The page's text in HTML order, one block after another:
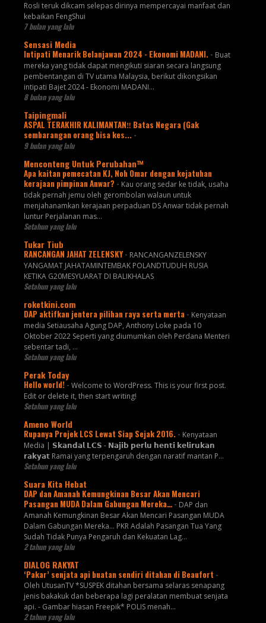
Rosli teruk dikcam selepas dirinya mempercayai manfaat dan
kebaikan FengShui
7 bulan yang lalu
Sensasi Media
Intipati Menarik Belanjawan 2024 - Ekonomi MADANI. - Buat
mereka yang tidak dapat mengikuti siaran secara langsung
pembentangan di TV utama Malaysia, berikut dikongsikan
intipati Bajet 2024 - Ekonomi MADANI...
8 bulan yang lalu
Taipingmali
ASPAL TERAKHIR KALIMANTAN‼️ Batas Negara (Gak
sembarangan orang bisa kes... -
9 bulan yang lalu
Menconteng Untuk Perubahan™
Apa kaitan pemecatan KJ, Noh Omar dengan kejatuhan
kerajaan pimpinan Anwar? - Kau orang sedar ke tidak, usaha
tidak pernah jemu oleh gerombolan walaun untuk
menjahanamkan kerajaan perpaduan DS Anwar tidak pernah
luntur Perjalanan mas...
Setahun yang lalu
Tukar Tiub
RANCANGAN JAHAT ZELENSKY - RANCANGANZELENSKY
YANGAMAT JAHATAMINTEMBAK POLANDTUDUH RUSIA
KETIKA G20MESYUARAT DI BALIKHALAS
Setahun yang lalu
roketkini.com
DAP aktifkan jentera pilihan raya serta merta - Kenyataan
media Setiausaha Agung DAP, Anthony Loke pada 10
Oktober 2022 Seperti yang diumumkan oleh Perdana Menteri
sebentar tadi, …
Setahun yang lalu
Perak Today
Hello world!- Welcome to WordPress. This is your first post.
Edit or delete it, then start writing!
Setahun yang lalu
Ameno World
Rupanya Projek LCS Lewat Siap Sejak 2016. - Kenyataan
Media | 𝗦𝗸𝗮𝗻𝗱𝗮𝗹 𝗟𝗖𝗦 - 𝗡𝗮𝗷𝗶𝗯 𝗽𝗲𝗿𝗹𝘂 𝗵𝗲𝗻𝘁𝗶 𝗸𝗲𝗹𝗶𝗿𝘂𝗸𝗮𝗻
𝗿𝗮𝗸𝘆𝗮𝘁 Ramai yang terpengaruh dengan naratif mantan P...
Setahun yang lalu
Suara Kita Hebat
DAP dan Amanah Kemungkinan Besar Akan Mencari
Pasangan MUDA Dalam Gabungan Mereka… - DAP dan
Amanah Kemungkinan Besar Akan Mencari Pasangan MUDA
Dalam Gabungan Mereka… PKR Adalah Pasangan Tua Yang
Sudah Tidak Punya Pengaruh dan Kekuatan Lag...
2 tahun yang lalu
DIALOG RAKYAT
‘Pakar’ senjata api buatan sendiri ditahan di Beaufort -
Oleh UtusanTV *SUSPEK ditahan bersama selaras senapang
jenis bakakuk dan beberapa lagi peralatan membuat senjata
api. - Gambar hiasan Freepik* POLIS menah...
2 tahun yang lalu